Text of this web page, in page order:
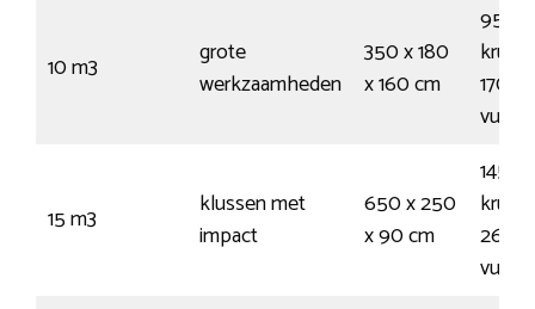
10 m3
grote
werkzaamheden
350 x 180
x 160 cm
95
170
15 m3
klussen met
impact
650 x 250
x 90 cm
145
260